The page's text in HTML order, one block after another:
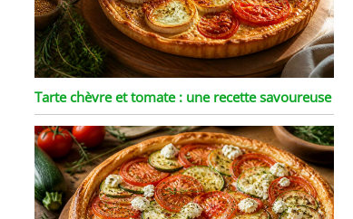
Tarte chèvre et tomate : une recette savoureuse